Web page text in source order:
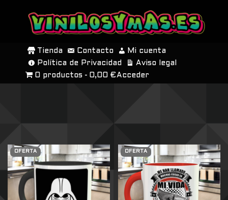
SALTAR
CONTENIDO
Tienda Contacto
Mi cuenta
Política de Privacidad
Aviso legal
0 productos
0,00 € Acceder
OFERTA OFERTA